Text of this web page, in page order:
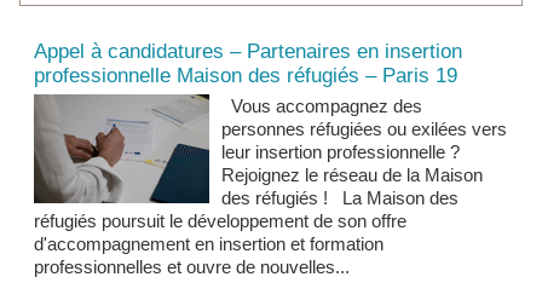
Appel à candidatures – Partenaires en insertion
professionnelle Maison des réfugiés – Paris 19
Vous accompagnez des
personnes réfugiées ou exilées vers
leur insertion professionnelle ?
Rejoignez le réseau de la Maison
des réfugiés ! La Maison des
réfugiés poursuit le développement de son offre
d'accompagnement en insertion et formation
professionnelles et ouvre de nouvelles...